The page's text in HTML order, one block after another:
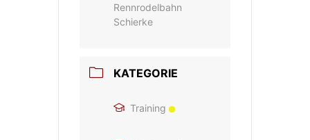
Rennrodelbahn
Schierke
KATEGORIE
Training